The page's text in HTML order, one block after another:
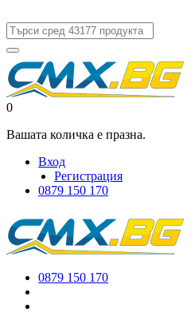
0
Вашата количка е празна.
Вход
Регистрация
0879 150 170
0879 150 170